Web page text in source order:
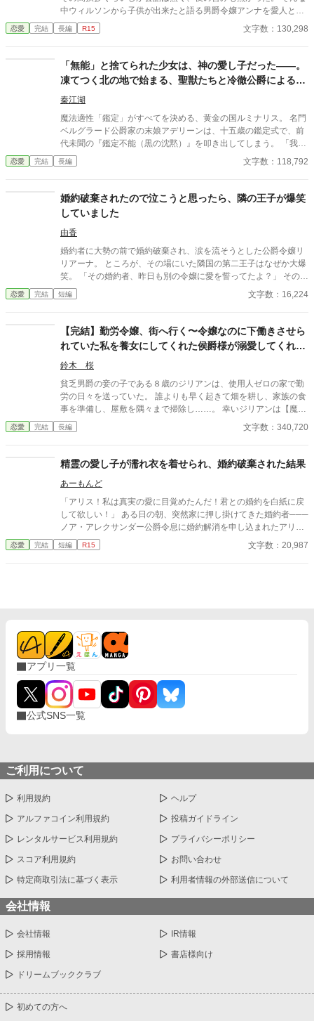
中ウィルソンから子供が出来たと語る男爵令嬢アンナを愛人とし
て迎えたいと言われたメアリーはショックを受ける。しかもアン
ナはウィルソンにメアリーを陥れる嘘を付き、ウィルソンはそれ
メアリーは秒速で王宮の女官に合格。結婚生活は1年を過ぎ、離
婚成立の条件も整っていたため、メアリーは思い切ってウィルソ
ンに離婚届をつきつけた。 そして王宮の女官になったメアリー
は、王太子レアードからある提案を受けて……？ ※世界観などゆ
るゆるです。温かい目で見てください
恋愛 完結 長編 R15 文字数：130,298
「無能」と捨てられた少女は、神の愛し子だった――。
凍てつく北の地で始まる、聖獣たちと冷徹公爵による
「世界一過保護な」逆転生活。
秦江湖
魔法適性「鑑定」がすべてを決める、黄金の国ルミナリス。 名門
ベルグラード公爵家の末娘アデリーンは、十五歳の鑑定式で、前
代未聞の『鑑定不能（黒の沈黙）』を叩き出してしまう。 「我が
家の恥さらしめ。二度とその顔を見せるな」 第一王子からは婚約
破棄を突きつけられ、最愛の三人の兄たちからも冷酷な言葉とと
ーン。 着の身着のままで雪原に放り出された彼女が出会ったの
は、一匹の衰弱した仔狼――それは、人間には決して懐かないは
ずの『伝説の聖獣』だった。 「鑑定不能」の正体は、魔力ゼロな
どではなく、聖獣と心を通わせる唯一の力『調律師』の証。 行き
倒れたアデリーンを救ったのは、誰もが恐れる氷の公爵ゼノス
で……。 「こんなに尊い存在を捨てるとは、黄金の国の連中は正
気か？」 「聖獣も、私も……お前を離すつもりはない」 氷の公爵
に拾われ、聖獣たちに囲まれ、これまでの不遇が嘘のような「極
上溺愛」を享受するアデリーン。 一方で、彼女を捨てた黄金の国
は「復讐」の準備を終えたアデリーンの兄たちが立ちはだかる。
「遅いよ。僕らのかわいい妹を泣かせた罪、一生かけて償っても
見つけるまでの物語。
恋愛 完結 長編 文字数：118,792
婚約破棄されたので泣こうと思ったら、隣の王子が爆笑
していました
由香
婚約者に大勢の前で婚約破棄され、涙を流そうとした公爵令嬢リ
リアーナ。 ところが、その場にいた隣国の第二王子はなぜか大爆
笑。 「その婚約者、昨日も別の令嬢に愛を誓ってたよ？」 その一
言から、元婚約者の嘘は次々と暴かれ、自滅の連続！ 泣くはずだ
った婚約破棄は、笑いと溺愛にあふれた人生逆転劇の幕開けだっ
恋愛 完結 短編 文字数：16,224
【完結】勤労令嬢、街へ行く〜令嬢なのに下働きさせら
れていた私を養女にしてくれた侯爵様が溺愛してくれる
ので、国いちばんのレディを目指します〜
鈴木 桜
貧乏男爵の妾の子である８歳のジリアンは、使用人ゼロの家で勤
労の日々を送っていた。 誰よりも早く起きて畑を耕し、家族の食
事を準備し、屋敷を隅々まで掃除し……。 幸いジリアンは【魔
法】が使えたので、一人でも仕事をこなすことができていた。 あ
る夏の日、彼女の運命を大きく変える出来事が起こる。 一人の客
リーン侯爵の使いであり、ジリアンが【魔法の天才】であること
に使われるようになる時代の転換期に、ジリアンは戦争の英雄の
養女として迎えられることになる。 彼女は「働かせてください」
と訴え続けた。そうしなければ、追い出されると思ったから。 そ
んな彼女に、周囲の大人たちは目一杯の愛情を注ぎ続けた。 そし
リアンは１７歳に成長し、新しく設立された王立魔法学院に入学
恋愛 完結 長編 文字数：340,720
精霊の愛し子が濡れ衣を着せられ、婚約破棄された結果
あーもんど
「アリス！私は真実の愛に目覚めたんだ！君との婚約を白紙に戻
して欲しい！」 ある日の朝、突然家に押し掛けてきた婚約者───
ノア・アレクサンダー公爵令息に婚約解消を申し込まれたアリ
ス・ベネット伯爵令嬢。 婚約解消に同意したアリスだったが、ノ
アに『解消理由をそちらに非があるように偽装して欲しい』と頼
消した訳でもないのに、他の女とパーティーに出席するだなんて·
····』と呆れ返るアリスに、ノアは大声で叫んだ。 「アリス・ベ
ネット伯爵令嬢！君との婚約を破棄させてもらう！婚約者が居な
がら、他の男と寝た君とは結婚出来ない！」 濡れ衣を着せられた
アリスはノアを冷めた目で見つめる。 ······もう我慢の限界です。
この男にはほとほと愛想が尽きました。 復讐を誓ったアリスは─
───精霊王の名を呼んだ。 ※本作を読んでご気分を害される可能
ません。 ※hotランキング一位ありがとうございます(2020/12/01)
恋愛 完結 短編 R15 文字数：20,987
アプリ一覧
公式SNS一覧
ご利用について
利用規約 ヘルプ
アルファコイン利用規約 投稿ガイドライン
レンタルサービス利用規約 プライバシーポリシー
スコア利用規約 お問い合わせ
特定商取引法に基づく表示 利用者情報の外部送信について
会社情報
会社情報 IR情報
採用情報 書店様向け
ドリームブッククラブ
初めての方へ